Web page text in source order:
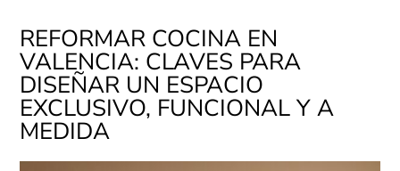
REFORMAR COCINA EN
VALENCIA: CLAVES PARA
DISEÑAR UN ESPACIO
EXCLUSIVO, FUNCIONAL Y A
MEDIDA